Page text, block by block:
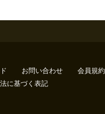
お問い合わせ 会員規約
に基づく表記